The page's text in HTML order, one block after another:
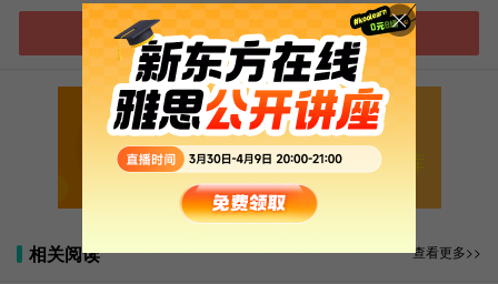
84、 in next to no time 马上
A: Are you going to be using the copying machine
B: I’ll be through in next to no time.
85、 in the red 赤字 反义：in the black
86、in the works 正在准备阶段
进入雅思选课中心
扫码添加助教号
免费获取最新雅思口语题库
相关阅读 查看更多>>